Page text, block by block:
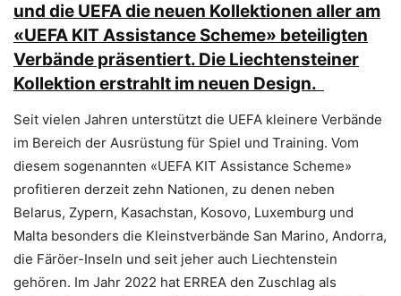
und die UEFA die neuen Kollektionen aller am
«UEFA KIT Assistance Scheme» beteiligten
Verbände präsentiert. Die Liechtensteiner
Kollektion erstrahlt im neuen Design.
Seit vielen Jahren unterstützt die UEFA kleinere Verbände
im Bereich der Ausrüstung für Spiel und Training. Vom
diesem sogenannten «UEFA KIT Assistance Scheme»
profitieren derzeit zehn Nationen, zu denen neben
Belarus, Zypern, Kasachstan, Kosovo, Luxemburg und
Malta besonders die Kleinstverbände San Marino, Andorra,
die Färöer-Inseln und seit jeher auch Liechtenstein
gehören. Im Jahr 2022 hat ERREA den Zuschlag als